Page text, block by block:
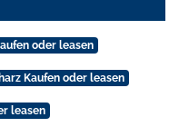
oder leasen
Kaufen oder leasen
leasen